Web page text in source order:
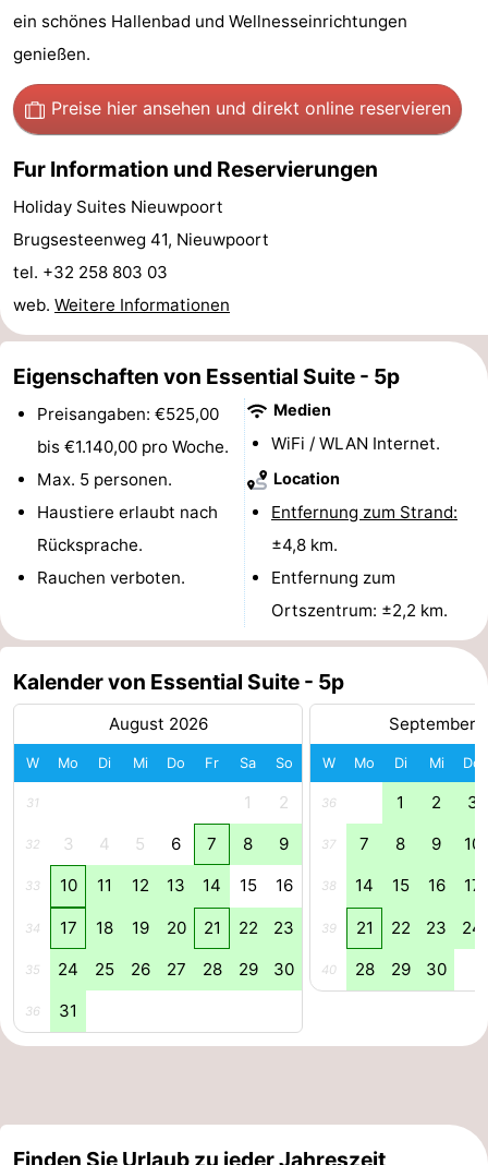
Frühstück)
Strand
Sehen
&
tun
-
Museen
-
Denkmäler
-
Aussichtspunkte
Attraktionen
-
Bauernhöfe
-
Spielplätze
-
Spielplätze
Minigolfplätze
Wellness-
-
Schwimmbader
Radfahren
Wandern
Reiten
Golfplatze
Surfen
Essen
und
Veranstaltungen
Forum
ein schönes Hallenbad und Wellnesseinrichtungen
genießen.
Preise hier ansehen und direkt online reservieren
Fur Information und Reservierungen
Holiday Suites Nieuwpoort
Brugsesteenweg 41, Nieuwpoort
tel. +32 258 803 03
web. Weitere Informationen
Eigenschaften von Essential Suite - 5p
Preisangaben: €525,00
bis €1.140,00 pro Woche.
Max. 5 personen.
Haustiere erlaubt nach
Rücksprache.
Rauchen verboten.
Medien
WiFi / WLAN Internet.
Location
Entfernung zum Strand:
±4,8 km.
Entfernung zum
Ortszentrum: ±2,2 km.
Kalender von Essential Suite - 5p
August 2026
W Mo Di Mi Do Fr Sa So
31 1 2
32 3 4 5 6 7 8 9
33 10 11 12 13 14 15 16
34 17 18 19 20 21 22 23
35 24 25 26 27 28 29 30
36 31
September
W Mo Di Mi Do
36 1 2 3
37 7 8 9 10
38 14 15 16 17
39 21 22 23 24
40 28 29 30
Finden Sie Urlaub zu jeder Jahreszeit